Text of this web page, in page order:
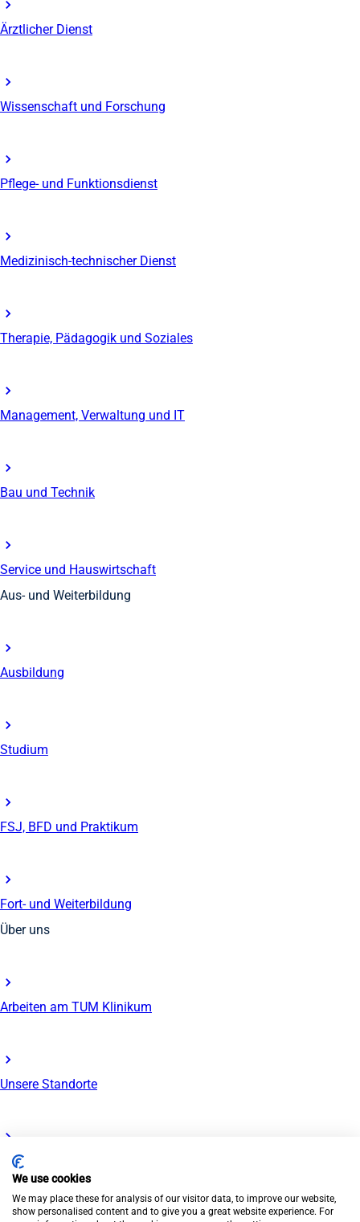
Ärztlicher Dienst
Wissenschaft und Forschung
Pflege- und Funktionsdienst
Medizinisch-technischer Dienst
Therapie, Pädagogik und Soziales
Management, Verwaltung und IT
Bau und Technik
Service und Hauswirtschaft
Aus- und Weiterbildung
Ausbildung
Studium
FSJ, BFD und Praktikum
Fort- und Weiterbildung
Über uns
Arbeiten am TUM Klinikum
Unsere Standorte
Rund um die Bewerbung
© TUM Klinikum 2026
We use cookies
We may place these for analysis of our visitor data, to improve our website,
show personalised content and to give you a great website experience. For